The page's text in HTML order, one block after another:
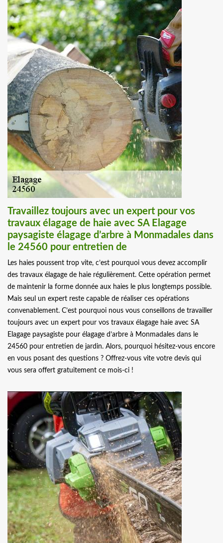
Travaillez toujours avec un expert pour vos
travaux élagage de haie avec SA Elagage
paysagiste élagage d’arbre à Monmadales dans
le 24560 pour entretien de
Les haies poussent trop vite, c’est pourquoi vous devez accomplir
des travaux élagage de haie régulièrement. Cette opération permet
de maintenir la forme donnée aux haies le plus longtemps possible.
Mais seul un expert reste capable de réaliser ces opérations
convenablement. C’est pourquoi nous vous conseillons de travailler
toujours avec un expert pour vos travaux élagage haie avec SA
Elagage paysagiste pour élagage d’arbre à Monmadales dans le
24560 pour entretien de jardin. Alors, pourquoi hésitez-vous encore
en vous posant des questions ? Offrez-vous vite votre devis qui
vous sera offert gratuitement ce mois-ci !